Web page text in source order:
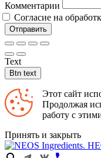
Комментарии
Согласие на
Отправить
Text
Btn text
Этот сайт
Продолжая
работу с
Принять и закрыть